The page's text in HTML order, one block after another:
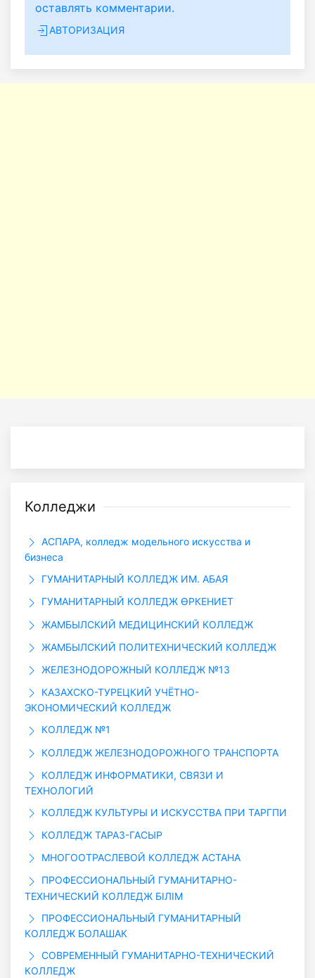
оставлять комментарии.
АВТОРИЗАЦИЯ
Колледжи
АСПАРА, колледж модельного искусства и
бизнеса
ГУМАНИТАРНЫЙ КОЛЛЕДЖ ИМ. АБАЯ
ГУМАНИТАРНЫЙ КОЛЛЕДЖ ӨРКЕНИЕТ
ЖАМБЫЛСКИЙ МЕДИЦИНСКИЙ КОЛЛЕДЖ
ЖАМБЫЛСКИЙ ПОЛИТЕХНИЧЕСКИЙ КОЛЛЕДЖ
ЖЕЛЕЗНОДОРОЖНЫЙ КОЛЛЕДЖ №13
КАЗАХСКО-ТУРЕЦКИЙ УЧЁТНО-
ЭКОНОМИЧЕСКИЙ КОЛЛЕДЖ
КОЛЛЕДЖ №1
КОЛЛЕДЖ ЖЕЛЕЗНОДОРОЖНОГО ТРАНСПОРТА
КОЛЛЕДЖ ИНФОРМАТИКИ, СВЯЗИ И
ТЕХНОЛОГИЙ
КОЛЛЕДЖ КУЛЬТУРЫ И ИСКУССТВА ПРИ ТАРГПИ
КОЛЛЕДЖ ТАРАЗ-ГАСЫР
МНОГООТРАСЛЕВОЙ КОЛЛЕДЖ АСТАНА
ПРОФЕССИОНАЛЬНЫЙ ГУМАНИТАРНО-
ТЕХНИЧЕСКИЙ КОЛЛЕДЖ БIЛIМ
ПРОФЕССИОНАЛЬНЫЙ ГУМАНИТАРНЫЙ
КОЛЛЕДЖ БОЛАШАК
СОВРЕМЕННЫЙ ГУМАНИТАРНО-ТЕХНИЧЕСКИЙ
КОЛЛЕДЖ